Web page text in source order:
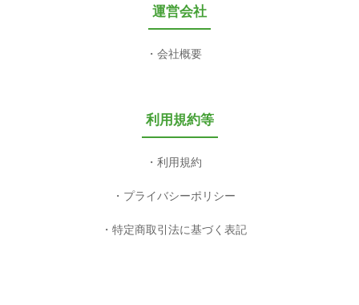
運営会社
会社概要
利用規約等
利用規約
プライバシーポリシー
特定商取引法に基づく表記